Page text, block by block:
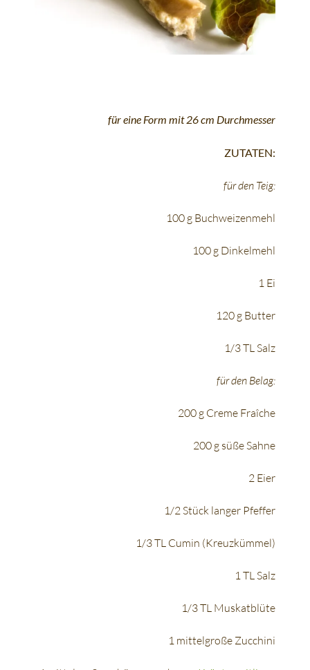
für eine Form mit 26 cm Durchmesser
ZUTATEN:
für den Teig:
100 g Buchweizenmehl
100 g Dinkelmehl
1 Ei
120 g Butter
1/3 TL Salz
für den Belag:
200 g Creme Fraîche
200 g süße Sahne
2 Eier
1/2 Stück langer Pfeffer
1/3 TL Cumin (Kreuzkümmel)
1 TL Salz
1/3 TL Muskatblüte
1 mittelgroße Zucchini